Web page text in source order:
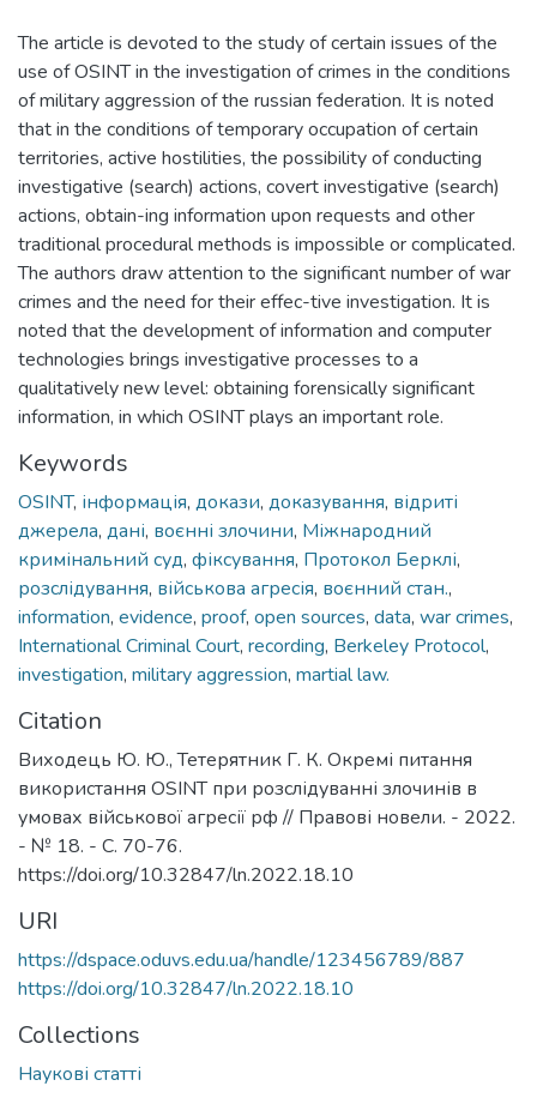
The article is devoted to the study of certain issues of the
use of OSINT in the investigation of crimes in the conditions
of military aggression of the russian federation. It is noted
that in the conditions of temporary occupation of certain
territories, active hostilities, the possibility of conducting
investigative (search) actions, covert investigative (search)
actions, obtain-ing information upon requests and other
traditional procedural methods is impossible or complicated.
The authors draw attention to the significant number of war
crimes and the need for their effec-tive investigation. It is
noted that the development of information and computer
technologies brings investigative processes to a
qualitatively new level: obtaining forensically significant
information, in which OSINT plays an important role.
Keywords
OSINT, інформація, докази, доказування, відриті
джерела, дані, воєнні злочини, Міжнародний
кримінальний суд, фіксування, Протокол Берклі,
розслідування, військова агресія, воєнний стан.,
information, evidence, proof, open sources, data, war crimes,
International Criminal Court, recording, Berkeley Protocol,
investigation, military aggression, martial law.
Citation
Виходець Ю. Ю., Тетерятник Г. К. Окремі питання
використання OSINT при розслідуванні злочинів в
умовах військової агресії рф // Правові новели. - 2022.
- № 18. - С. 70-76.
https://doi.org/10.32847/ln.2022.18.10
URI
https://dspace.oduvs.edu.ua/handle/123456789/887
https://doi.org/10.32847/ln.2022.18.10
Collections
Наукові статті